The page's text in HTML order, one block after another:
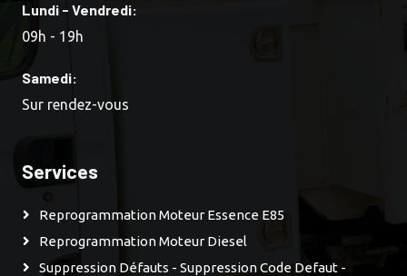
Lundi - Vendredi:
09h - 19h
Samedi:
Sur rendez-vous
Services
Reprogrammation Moteur Essence E85
Reprogrammation Moteur Diesel
Suppression Défauts - Suppression Code Defaut -